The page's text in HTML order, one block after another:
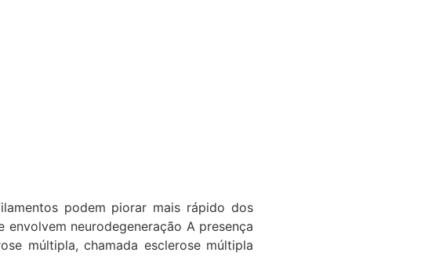
podem piorar mais rápido dos
neurodegeneração A presença
múltipla, chamada esclerose múltipla